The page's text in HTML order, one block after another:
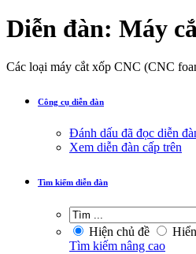
Diễn đàn: Máy
Các loại máy cắt xốp CNC (CNC
Công cụ diễn đàn
Đánh dấu đã đọc diễn
Xem diễn đàn cấp trên
Tìm kiếm diễn đàn
Hiện chủ đề
Tìm kiếm nâng cao